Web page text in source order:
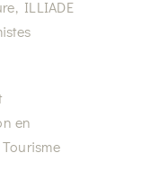
ILLIADE
en